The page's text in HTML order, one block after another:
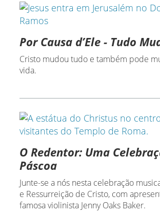
Por Causa d’Ele - Tudo
Cristo mudou tudo e também pode
vida.
O Redentor: Uma
Páscoa
Junte-se a nós nesta celebração
e Ressurreição de Cristo, com
famosa violinista Jenny Oaks Baker.